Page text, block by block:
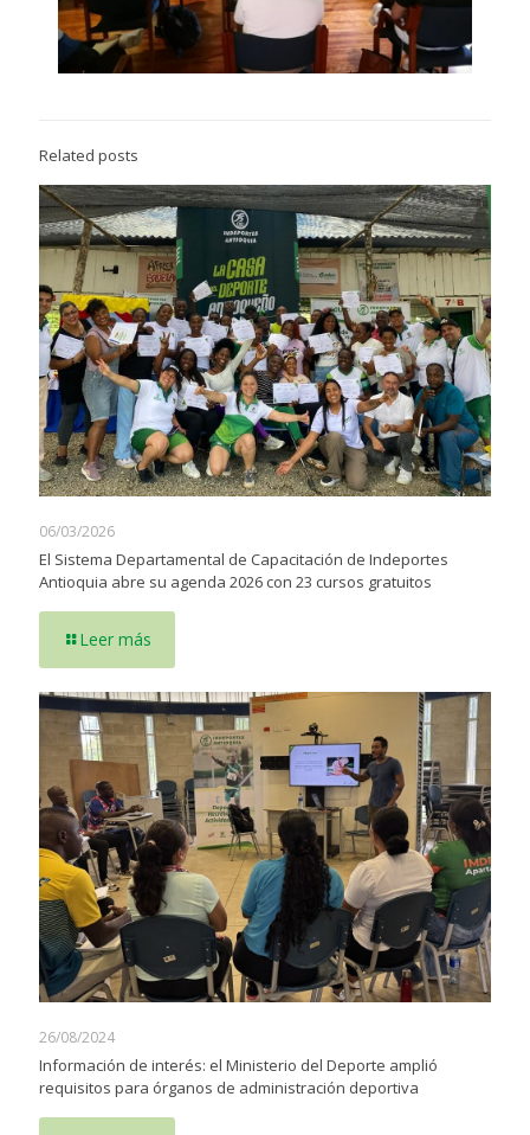
Related posts
06/03/2026
El Sistema Departamental de Capacitación de Indeportes
Antioquia abre su agenda 2026 con 23 cursos gratuitos
Leer más
26/08/2024
Información de interés: el Ministerio del Deporte amplió
requisitos para órganos de administración deportiva